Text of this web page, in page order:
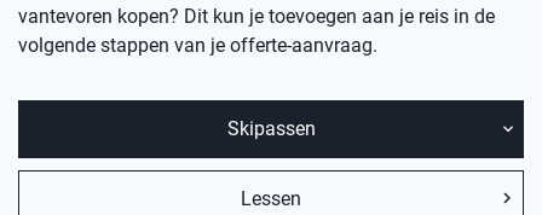
vantevoren kopen? Dit kun je toevoegen aan je reis in de
volgende stappen van je offerte-aanvraag.
Skipassen
Lessen